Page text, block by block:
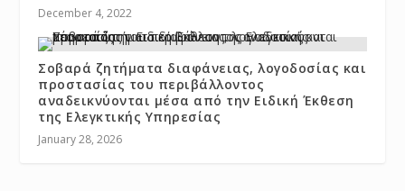
December 4, 2022
Σοβαρά ζητήματα διαφάνειας, λογοδοσίας και
προστασίας του περιβάλλοντος
αναδεικνύονται μέσα από την Ειδική Έκθεση
της Ελεγκτικής Υπηρεσίας
January 28, 2026